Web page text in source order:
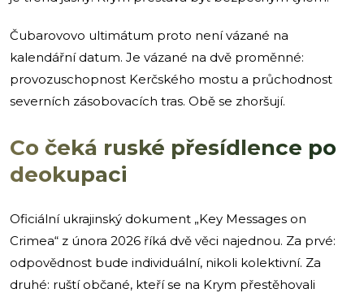
Čubarovovo ultimátum proto není vázané na
kalendářní datum. Je vázané na dvě proměnné:
provozuschopnost Kerčského mostu a průchodnost
severních zásobovacích tras. Obě se zhoršují.
Co čeká ruské přesídlence po
deokupaci
Oficiální ukrajinský dokument „Key Messages on
Crimea“ z února 2026 říká dvě věci najednou. Za prvé:
odpovědnost bude individuální, nikoli kolektivní. Za
druhé: ruští občané, kteří se na Krym přestěhovali